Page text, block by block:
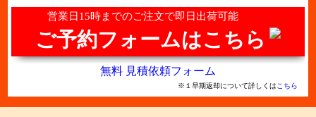
営業日15時までのご注文で即日出荷可能
ご予約フォームはこちら
無料 見積依頼フォーム
※１早期返却について詳しくは こちら